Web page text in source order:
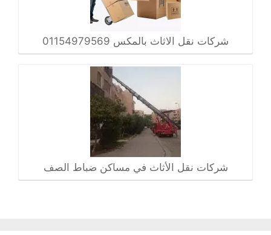
شركات نقل الاثاث بالمكس 01154979569
شركات نقل الأثاث في مساكن ضباط الصف